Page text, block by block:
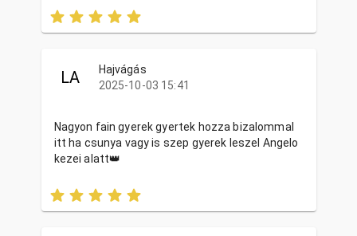
LA
Hajvágás
2025-10-03 15:41
Nagyon fain gyerek gyertek hozza bizalommal
itt ha csunya vagy is szep gyerek leszel Angelo
kezei alatt👑